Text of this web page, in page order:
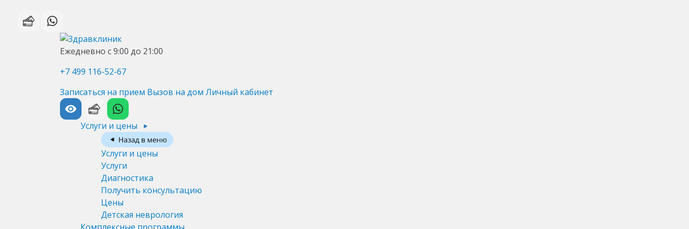
Ежедневно с 9:00 до 21:00
+7 499 116-52-67
Записаться на прием Вызов на дом Личный кабинет
Услуги и цены
Услуги и цены
Услуги
Диагностика
Получить консультацию
Цены
Детская неврология